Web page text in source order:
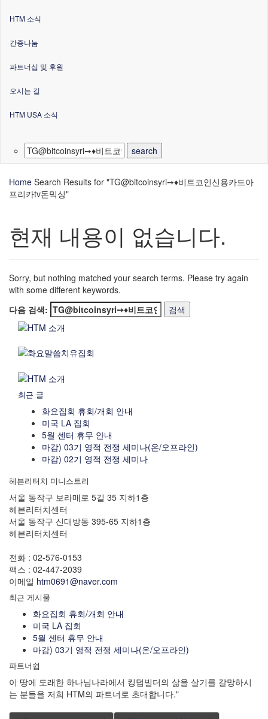
HTM 소식
간증나눔
파트너십 및 후원
오시는 길
HTM USA 소식
Home Search Results for "TG@bitcoinsyri➙♦비트코인신용카드아
프리카tv돈믹싱"
현재 내용이 없습니다.
Sorry, but nothing matched your search terms. Please try again
with some different keywords.
다음 검색:
최근 글
화요집회 휴회/개회 안내
미국 LA 집회
5월 센터 휴무 안내
마감) 03기 영적 전쟁 세미나(온/오프라인)
마감) 02기 영적 전쟁 세미나
헤븐리터치 미니스트리
서울 동작구 보라매로 5길 35 지하1층
헤븐리터치센터
서울 동작구 신대방동 395-65 지하1층
헤븐리터치센터
전화 : 02-576-0153
팩스 : 02-447-2039
이메일 htm0691@naver.com
최근 게시물
화요집회 휴회/개회 안내
미국 LA 집회
5월 센터 휴무 안내
마감) 03기 영적 전쟁 세미나(온/오프라인)
파트너쉽
이 땅에 도래한 하나님나라에서 킹덤빌더의 삶을 살기를 갈망하시
는 분들을 저희 HTM의 파트너로 초대합니다."